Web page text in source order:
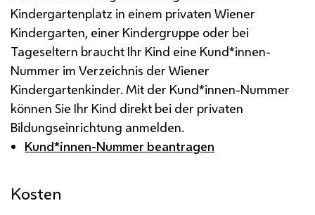
Kindergartenplatz in einem privaten Wiener
Kindergarten, einer Kindergruppe oder bei
Tageseltern braucht Ihr Kind eine Kund*innen-
Nummer im Verzeichnis der Wiener
Kindergartenkinder. Mit der Kund*innen-Nummer
können Sie Ihr Kind direkt bei der privaten
Bildungseinrichtung anmelden.
Kund*innen-Nummer beantragen
Kosten